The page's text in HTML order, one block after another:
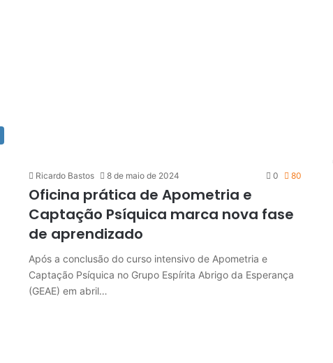
Ricardo Bastos 8 de maio de 2024 0 80
Oficina prática de Apometria e
Captação Psíquica marca nova fase
de aprendizado
Após a conclusão do curso intensivo de Apometria e
Captação Psíquica no Grupo Espírita Abrigo da Esperança
(GEAE) em abril…